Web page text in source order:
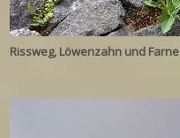
Rissweg, Löwenzahn und Farne